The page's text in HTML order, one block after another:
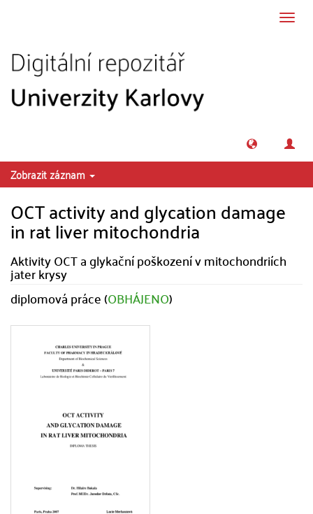
Zobrazit záznam
OCT activity and glycation damage
in rat liver mitochondria
Aktivity OCT a glykační poškození v mitochondriích
jater krysy
diplomová práce (OBHÁJENO)